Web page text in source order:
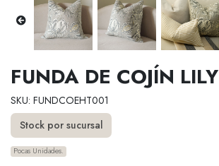
FUNDA DE COJÍN LILY
SKU: FUNDCOEHT001
Stock por sucursal
Pocas Unidades.